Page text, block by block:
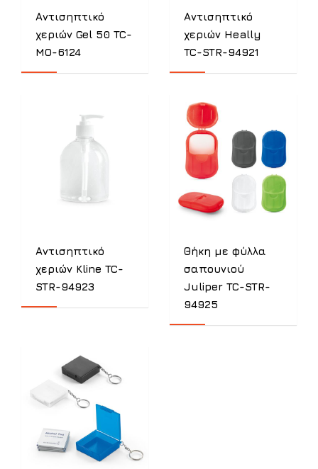
Αντισηπτικό
χεριών Gel 50 TC-
MO-6124
Αντισηπτικό
χεριών Heally
TC-STR-94921
Αντισηπτικό
χεριών Kline TC-
STR-94923
Θήκη με φύλλα
σαπουνιού
Juliper TC-STR-
94925